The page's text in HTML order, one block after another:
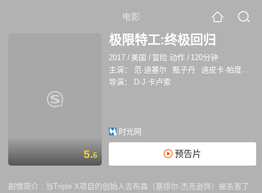
电影
5.6
极限特工:终极回归
2017 / 美国 / 冒险 动作 / 120分钟
主演：
范·迪塞尔 甄子丹
迪皮卡·帕度柯妮
导演：
D·J·卡卢索
时光网
预告片
剧情简介 : 当Triple X项目的创始人吉布森（塞缪尔·杰克逊饰）被杀害了